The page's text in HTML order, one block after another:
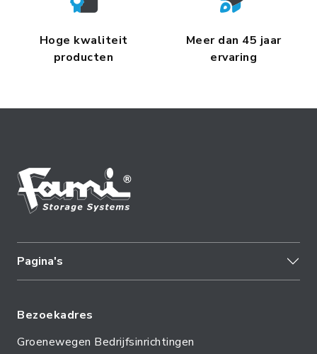
Hoge kwaliteit
producten
Meer dan 45 jaar
ervaring
Pagina's
Bezoekadres
Groenewegen Bedrijfsinrichtingen